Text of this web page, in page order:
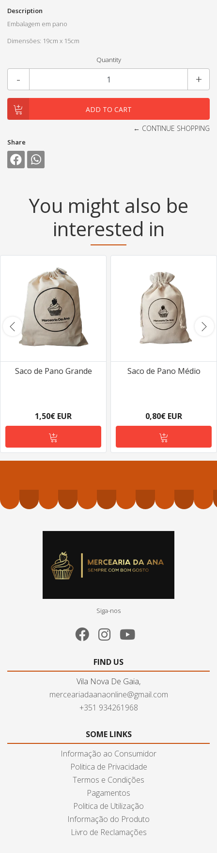
Description
Embalagem em pano
Dimensões: 19cm x 15cm
Quantity
+
-
← CONTINUE SHOPPING
Share
You might also be
interested in
Saco de Pano Grande
1,50€ EUR
Saco de Pano Médio
0,80€ EUR
Siga-nos
FIND US
Vila Nova De Gaia,
merceariadaanaonline@gmail.com
+351 934261968
SOME LINKS
Informação ao Consumidor
Politica de Privacidade
Termos e Condições
Pagamentos
Politica de Utilização
Informação do Produto
Livro de Reclamações